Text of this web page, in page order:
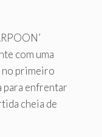
com uma
primeiro
para enfrentar
cheia de